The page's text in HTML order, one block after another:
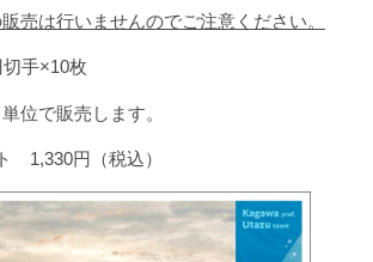
売は行いませんのでご注意ください。
切手×10枚
位で販売します。
1,330円（税込）